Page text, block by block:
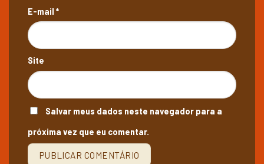
E-mail *
Site
Salvar meus dados neste navegador para a
próxima vez que eu comentar.